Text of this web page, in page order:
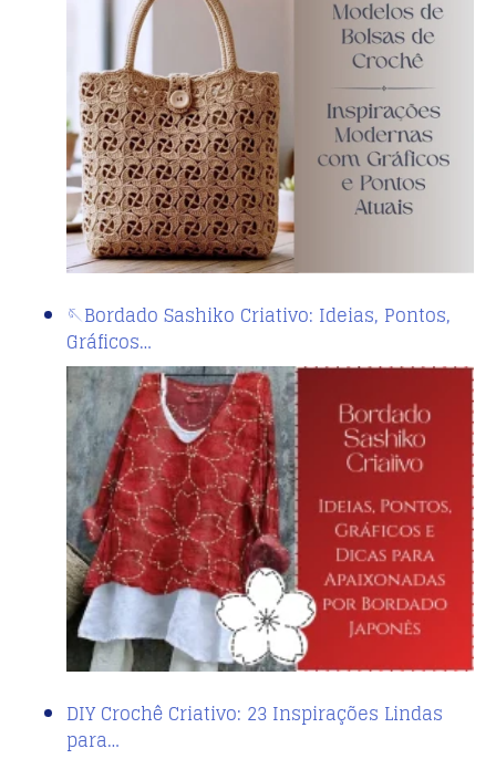
🪡Bordado Sashiko Criativo: Ideias, Pontos,
Gráficos…
DIY Crochê Criativo: 23 Inspirações Lindas
para…